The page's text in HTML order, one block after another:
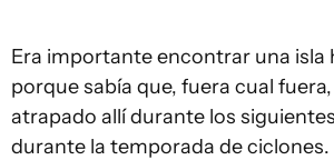
Era importante encontrar una isla
porque sabía que, fuera cual
atrapado allí durante los
durante la temporada de ciclones.